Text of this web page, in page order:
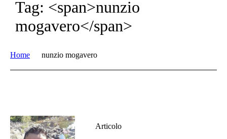
Tag: <span>nunzio
mogavero</span>
Home nunzio mogavero
Articolo